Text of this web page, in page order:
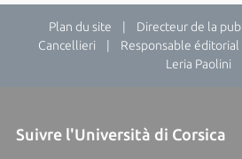
Plan du site | Directeur de la
Cancellieri | Responsable éditorial
Leria Paolini
Suivre l'Università di Corsica